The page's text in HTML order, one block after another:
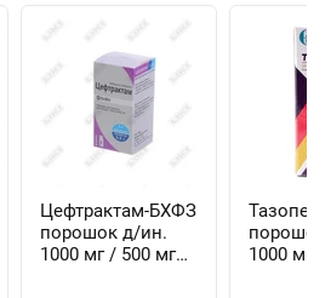
Цефтрактам-БХФЗ
порошок д/ин.
1000 мг / 500 мг
порошок
1000 мг